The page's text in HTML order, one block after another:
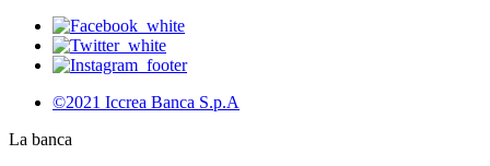
©2021 Iccrea Banca S.p.A
La banca